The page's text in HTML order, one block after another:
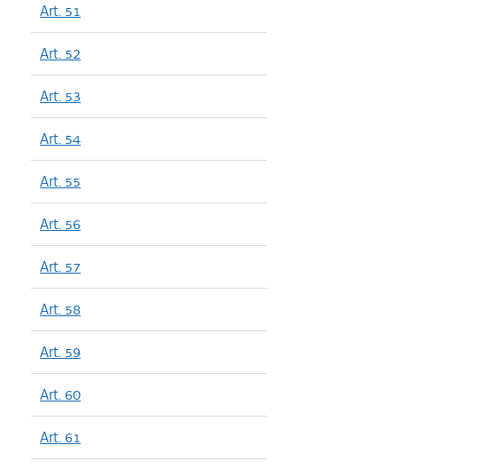
Art. 51
Art. 52
Art. 53
Art. 54
Art. 55
Art. 56
Art. 57
Art. 58
Art. 59
Art. 60
Art. 61